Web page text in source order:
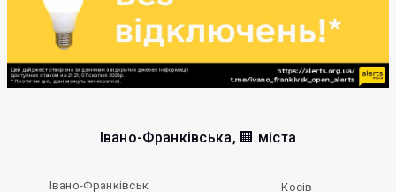
Івано-Франківська, 🏢 міста
Івано-Франківськ
Косів